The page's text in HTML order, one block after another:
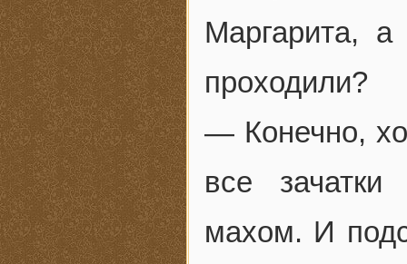
Маргарита,
проходили?
— Конечно,
все зачатки
махом. И